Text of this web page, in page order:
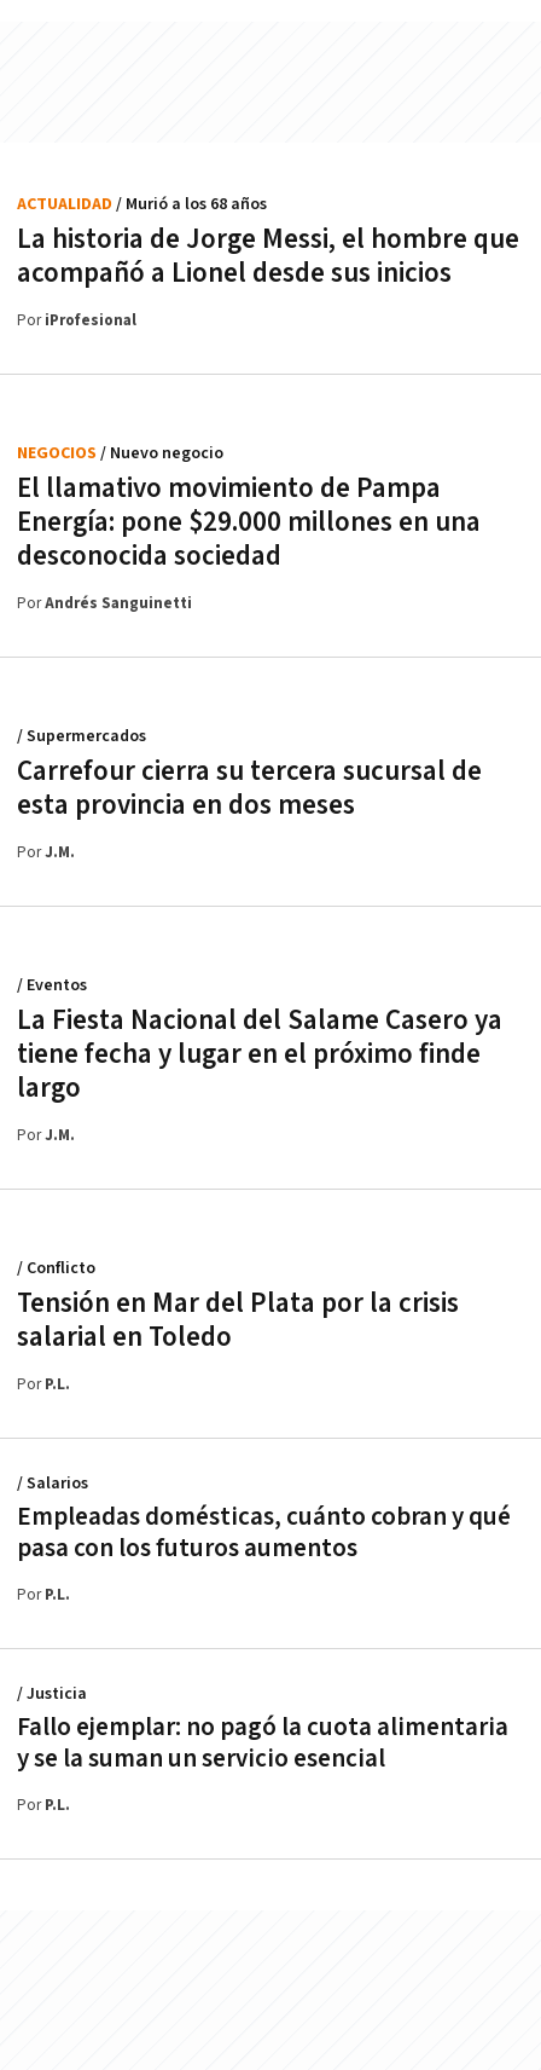
La historia de Jorge Messi, el hombre que
acompañó a Lionel desde sus inicios
ACTUALIDAD / Murió a los 68 años
PoriProfesional
El llamativo movimiento de Pampa
Energía: pone $29.000 millones en una
desconocida sociedad
NEGOCIOS / Nuevo negocio
PorAndrés Sanguinetti
Carrefour cierra su tercera sucursal de
esta provincia en dos meses
/ Supermercados
PorJ.M.
La Fiesta Nacional del Salame Casero ya
tiene fecha y lugar en el próximo finde
largo
/ Eventos
PorJ.M.
Tensión en Mar del Plata por la crisis
salarial en Toledo
/ Conflicto
PorP.L.
Empleadas domésticas, cuánto cobran y qué
pasa con los futuros aumentos
/ Salarios
PorP.L.
Fallo ejemplar: no pagó la cuota alimentaria
y se la suman un servicio esencial
/ Justicia
PorP.L.